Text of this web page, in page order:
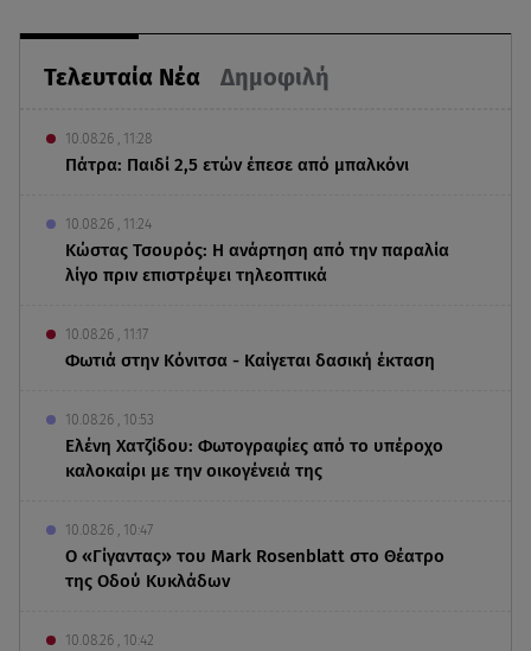
Τελευταία Νέα Δημοφιλή
10.08.26 , 11:28
Πάτρα: Παιδί 2,5 ετών έπεσε από μπαλκόνι
10.08.26 , 11:24
Κώστας Τσουρός: Η ανάρτηση από την παραλία
λίγο πριν επιστρέψει τηλεοπτικά
10.08.26 , 11:17
Φωτιά στην Κόνιτσα - Καίγεται δασική έκταση
10.08.26 , 10:53
Ελένη Χατζίδου: Φωτογραφίες από το υπέροχο
καλοκαίρι με την οικογένειά της
10.08.26 , 10:47
Ο «Γίγαντας» του Mark Rosenblatt στο Θέατρο
της Οδού Κυκλάδων
10.08.26 , 10:42